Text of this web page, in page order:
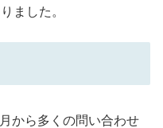
ました。
から多くの問い合わせ